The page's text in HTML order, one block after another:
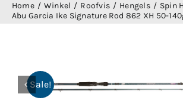
Home Winkel Roofvis Hengels
Spin
Abu Garcia Ike Signature Rod 862 XH 50-
Sale!